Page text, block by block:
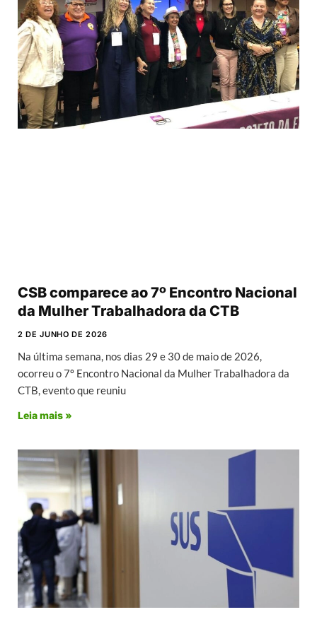
CSB comparece ao 7º Encontro Nacional
da Mulher Trabalhadora da CTB
2 DE JUNHO DE 2026
Na última semana, nos dias 29 e 30 de maio de 2026,
ocorreu o 7º Encontro Nacional da Mulher Trabalhadora da
CTB, evento que reuniu
Leia mais »